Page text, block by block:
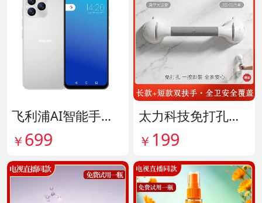
飞利浦AI智能手机 货号141882
￥ 699
太力科技免打孔多功能安全扶手 货号142101
￥ 199